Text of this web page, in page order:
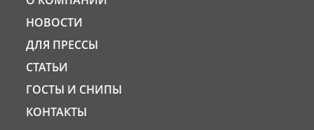
НОВОСТИ
ДЛЯ ПРЕССЫ
СТАТЬИ
ГОСТЫ И СНИПЫ
КОНТАКТЫ